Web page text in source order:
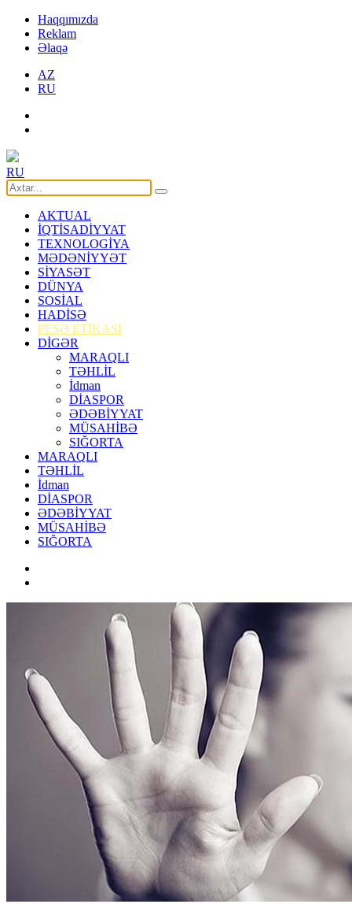
Haqqımızda
Reklam
Əlaqə
AZ
RU
RU
AKTUAL
İQTİSADİYYAT
TEXNOLOGİYA
MƏDƏNİYYƏT
SİYASƏT
DÜNYA
SOSİAL
HADİSƏ
PEŞƏ ETİKASI
DİGƏR
MARAQLI
TƏHLİL
İdman
DİASPOR
ƏDƏBİYYAT
MÜSAHİBƏ
SIĞORTA
MARAQLI
TƏHLİL
İdman
DİASPOR
ƏDƏBİYYAT
MÜSAHİBƏ
SIĞORTA